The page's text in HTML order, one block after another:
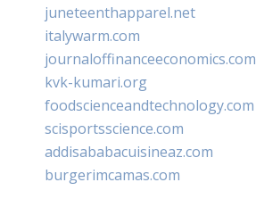
juneteenthapparel.net
italywarm.com
journaloffinanceeconomics.com
kvk-kumari.org
foodscienceandtechnology.com
scisportsscience.com
addisababacuisineaz.com
burgerimcamas.com